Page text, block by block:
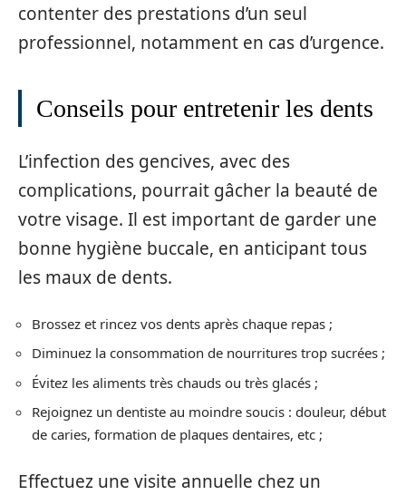
contenter des prestations d’un seul
professionnel, notamment en cas d’urgence.
Conseils pour entretenir les dents
L’infection des gencives, avec des
complications, pourrait gâcher la beauté de
votre visage. Il est important de garder une
bonne hygiène buccale, en anticipant tous
les maux de dents.
Brossez et rincez vos dents après chaque repas ;
Diminuez la consommation de nourritures trop sucrées ;
Évitez les aliments très chauds ou très glacés ;
Rejoignez un dentiste au moindre soucis : douleur, début
de caries, formation de plaques dentaires, etc ;
Effectuez une visite annuelle chez un